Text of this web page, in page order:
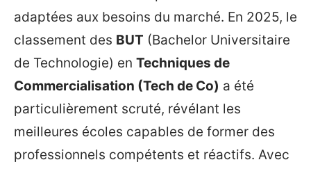
adaptées aux besoins du marché. En 2025, le
classement des BUT (Bachelor Universitaire
de Technologie) en Techniques de
Commercialisation (Tech de Co) a été
particulièrement scruté, révélant les
meilleures écoles capables de former des
professionnels compétents et réactifs. Avec